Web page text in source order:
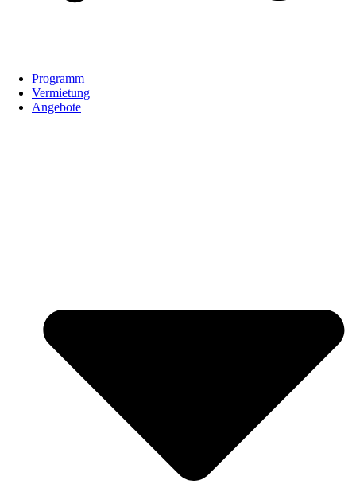
Programm
Vermietung
Angebote